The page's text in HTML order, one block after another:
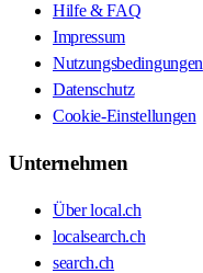
Hilfe & FAQ
Impressum
Nutzungsbedingungen
Datenschutz
Cookie-Einstellungen
Unternehmen
Über local.ch
localsearch.ch
search.ch